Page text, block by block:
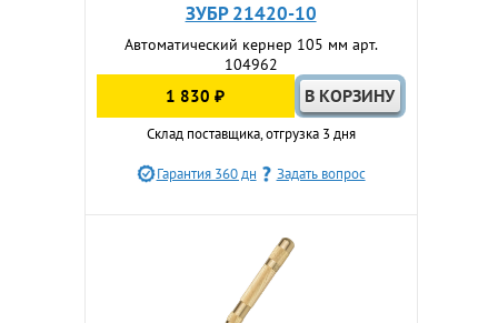
ЗУБР 21420-10
Автоматический кернер 105 мм арт.
104962
1 830 ₽
Склад поставщика, отгрузка 3 дня
Гарантия 360 дн Задать вопрос